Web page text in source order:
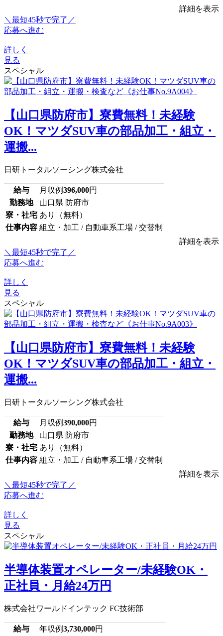
詳細を表示
＼最短45秒で完了／
応募へ進む
詳しく
見る
スペシャル
【山口県防府市】寮費無料！未経験
OK！マツダSUV車の部品加工・組立・
運搬...
日研トータルソーシング株式会社
給与 月収例396,000円
勤務地
山口県 防府市
寮・社宅 あり（無料）
仕事内容 組立・加工 / 自動車系工場 / 交替制
詳細を表示
＼最短45秒で完了／
応募へ進む
詳しく
見る
スペシャル
【山口県防府市】寮費無料！未経験
OK！マツダSUV車の部品加工・組立・
運搬...
日研トータルソーシング株式会社
給与 月収例390,000円
勤務地
山口県 防府市
寮・社宅 あり（無料）
仕事内容 組立・加工 / 自動車系工場 / 交替制
詳細を表示
＼最短45秒で完了／
応募へ進む
詳しく
見る
スペシャル
半導体装置オペレーター/未経験OK・
正社員・月給24万円
株式会社ワールドインテック FC技術部
給与 年収例3,730,000円